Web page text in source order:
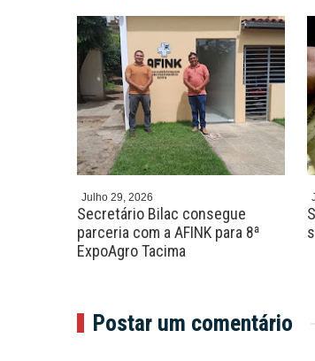
Julho 29, 2026
Secretário Bilac consegue
parceria com a AFINK para 8ª
ExpoAgro Tacima
Postar um comentário